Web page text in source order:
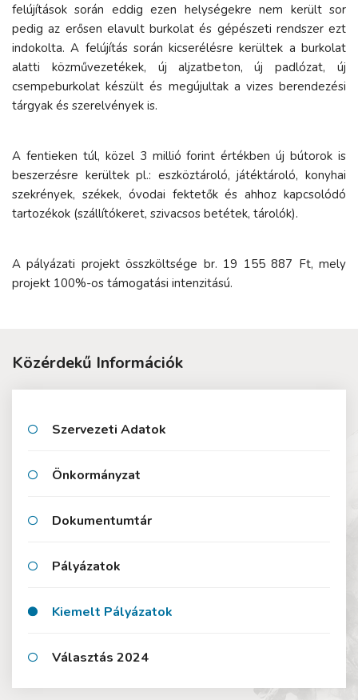
felújítások során eddig ezen helységekre nem került sor
pedig az erősen elavult burkolat és gépészeti rendszer ezt
indokolta. A felújítás során kicserélésre kerültek a burkolat
alatti közművezetékek, új aljzatbeton, új padlózat, új
csempeburkolat készült és megújultak a vizes berendezési
tárgyak és szerelvények is.
A fentieken túl, közel 3 millió forint értékben új bútorok is
beszerzésre kerültek pl.: eszköztároló, játéktároló, konyhai
szekrények, székek, óvodai fektetők és ahhoz kapcsolódó
tartozékok (szállítókeret, szivacsos betétek, tárolók).
A pályázati projekt összköltsége br. 19 155 887 Ft, mely
projekt 100%-os támogatási intenzitású.
Közérdekű Információk
Szervezeti Adatok
Önkormányzat
Dokumentumtár
Pályázatok
Kiemelt Pályázatok
Választás 2024